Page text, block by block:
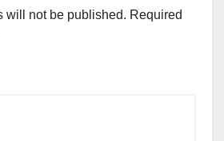
will not be published. Required